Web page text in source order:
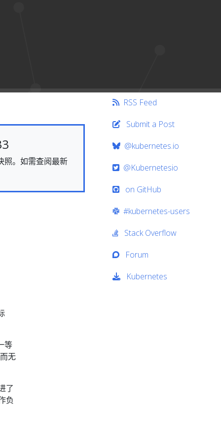
照。如需查阅最新
等
无
了
负
RSS Feed
Submit a Post
@kubernetes.io
@Kubernetesio
on GitHub
#kubernetes-users
Stack Overflow
Forum
Kubernetes